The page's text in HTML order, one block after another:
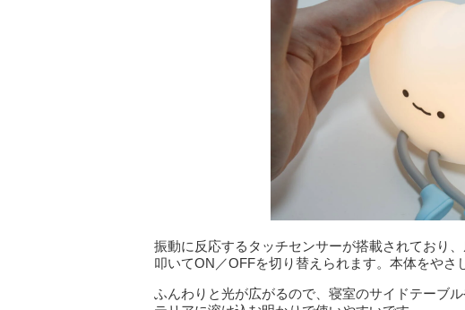
振動に反応するタッチセンサーが搭載されており
叩いてON／OFFを切り替えられます。本体をやさ
ふんわりと光が広がるので、寝室のサイドテーブ